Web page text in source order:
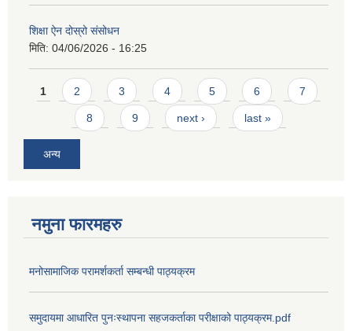
शिक्षा ऐन दोस्रो संसोधन
मिति: 04/06/2026 - 16:25
Pages
1 2 3 4 5 6 7
8 9 next › last »
अन्य
नमुना फारमहरु
मनोसामाजिक परामर्शकर्ता सम्बन्धी पाठ्यक्रम
समुदायमा आधारित पुनःस्थापना सहजकर्ताका परीक्षाको पाठ्यक्रम.pdf